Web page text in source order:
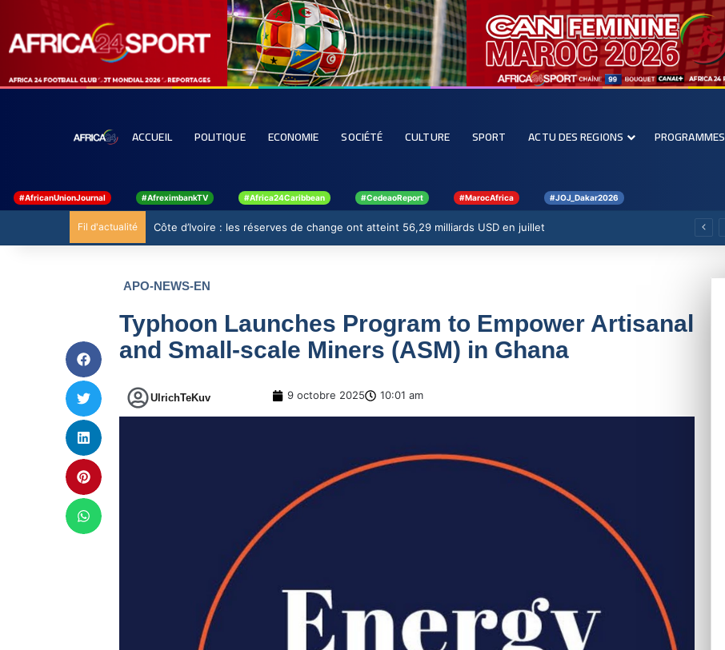
ACCUEIL POLITIQUE ECONOMIE SOCIÉTÉ CULTURE SPORT ACTU DES REGIONS PROGRAMMES
#AfricanUnionJournal #AfreximbankTV #Africa24Caribbean #CedeaoReport #MarocAfrica #JOJ_Dakar2026
Fil d'actualité Côte d’Ivoire : les réserves de change ont atteint 56,29 milliards USD en juillet
APO-NEWS-EN
Typhoon Launches Program to Empower Artisanal
and Small-scale Miners (ASM) in Ghana
UlrichTeKuv 9 octobre 2025 10:01 am